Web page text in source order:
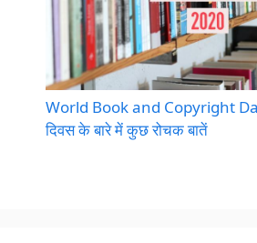
World Book and Copyright
दिवस के बारे में कुछ रोचक बातें